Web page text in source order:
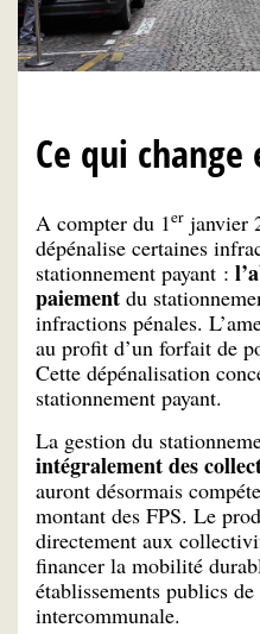
Ce qui change
A compter du 1er janvier
dépénalise certaines
stationnement payant :
paiement du
infractions pénales.
au profit d’un forfait de
Cette dépénalisation
stationnement payant.
La gestion du
intégralement des
auront désormais
montant des FPS. Le
directement aux
financer la mobilité
établissements publics
intercommunale.